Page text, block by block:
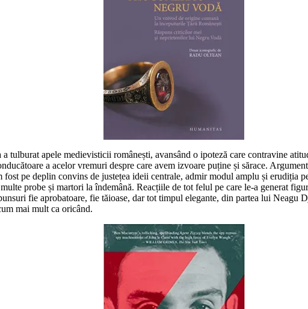
tulburat apele medievisticii românești, avansând o ipoteză care contravine
a acelor vremuri despre care avem izvoare puține și sărace.
pe deplin convins de justețea ideii centrale, admir modul amplu și erudiția
probe și martori la îndemână. Reacțiile de tot felul pe care le-a generat
fie aprobatoare, fie tăioase, dar tot timpul elegante, din partea lui Neagu
mai mult ca oricând.